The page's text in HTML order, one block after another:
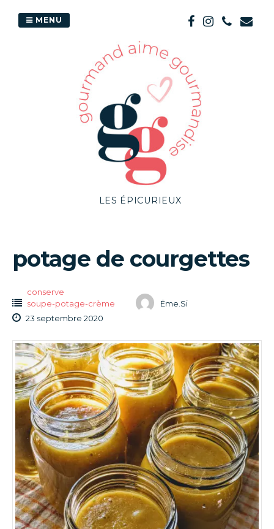
LES ÉPICURIEUX
MENU
potage de courgettes
conserve
soupe-potage-crème
Ëme.Si
23 septembre 2020